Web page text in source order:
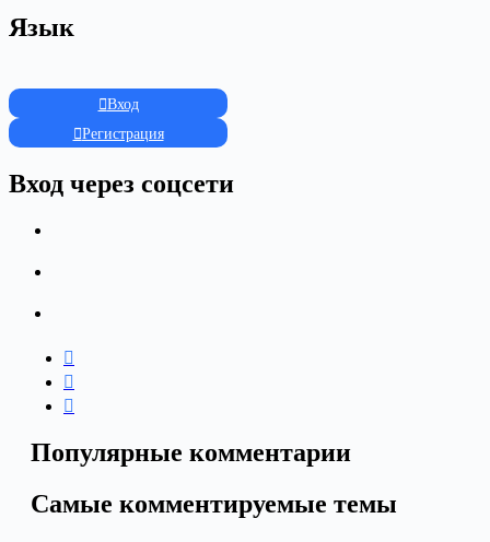
Язык
Вход
Регистрация
Вход через соцсети
Популярные комментарии
Самые комментируемые темы